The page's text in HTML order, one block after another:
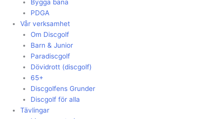
Bygga bana
PDGA
Vår verksamhet
Om Discgolf
Barn & Junior
Paradiscgolf
Dövidrott (discgolf)
65+
Discgolfens Grunder
Discgolf för alla
Tävlingar